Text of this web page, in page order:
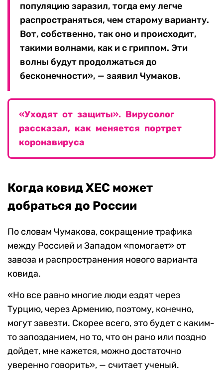
популяцию заразил, тогда ему легче
распространяться, чем старому варианту.
Вот, собственно, так оно и происходит,
такими волнами, как и с гриппом. Эти
волны будут продолжаться до
бесконечности», — заявил Чумаков.
«Уходят от защиты». Вирусолог
рассказал, как меняется портрет
коронавируса
Когда ковид XEC может
добраться до России
По словам Чумакова, сокращение трафика
между Россией и Западом «помогает» от
завоза и распространения нового варианта
ковида.
«Но все равно многие люди ездят через
Турцию, через Армению, поэтому, конечно,
могут завезти. Скорее всего, это будет с каким-
то запозданием, но то, что он рано или поздно
дойдет, мне кажется, можно достаточно
уверенно говорить», — считает ученый.